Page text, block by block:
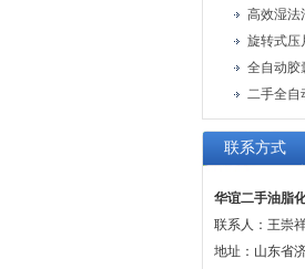
高效湿法
旋转式压
全自动胶
二手全自
联系方式
华谊二手油脂
联系人：王崇
地址：山东省